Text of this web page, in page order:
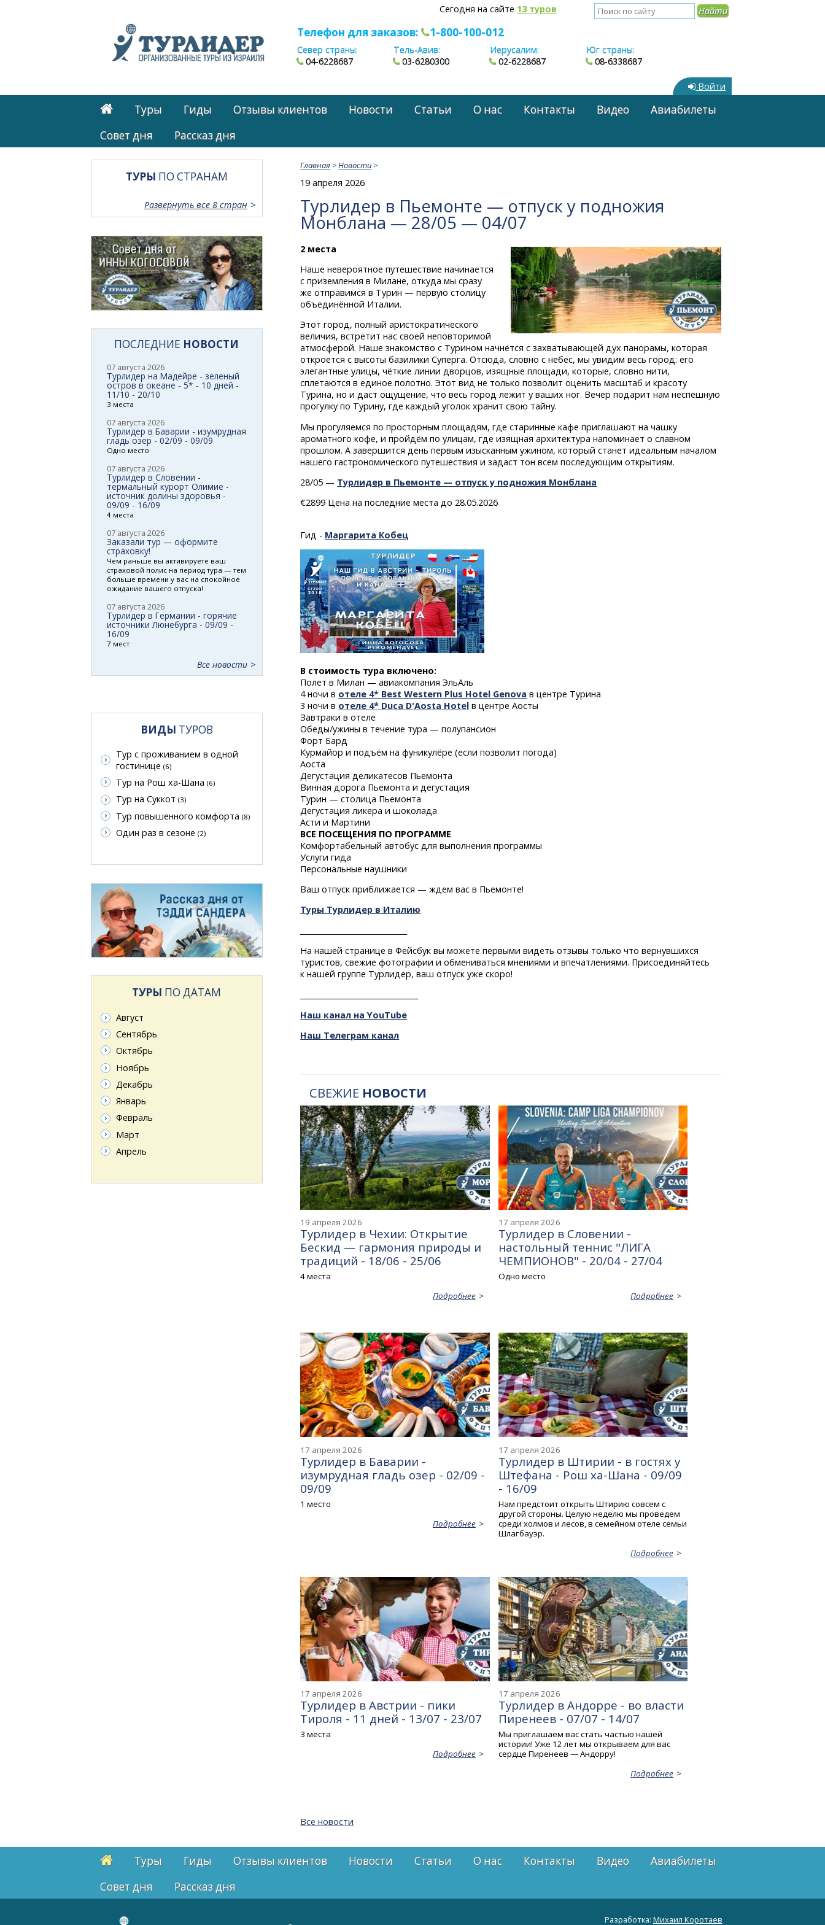
Сегодня на сайте 13 туров
Телефон для заказов: 1-800-100-012
Север страны:
04-6228687
Тель-Авив:
03-6280300
Иерусалим:
02-6228687
Юг страны:
08-6338687
Войти
Туры Гиды Отзывы клиентов Новости Статьи О нас Контакты Видео
Авиабилеты
Cовет дня
Рассказ дня
Главная >Новости >
19 апреля 2026
Турлидер в Пьемонте — отпуск у подножия
Монблана — 28/05 — 04/07
2 места
Наше невероятное путешествие начинается
с приземления в Милане, откуда мы сразу
же отправимся в Турин — первую столицу
объединённой Италии.
Этот город, полный аристократического
величия, встретит нас своей неповторимой
атмосферой. Наше знакомство с Турином начнётся с захватывающей дух панорамы, которая
откроется с высоты базилики Суперга. Отсюда, словно с небес, мы увидим весь город: его
элегантные улицы, чёткие линии дворцов, изящные площади, которые, словно нити,
сплетаются в единое полотно. Этот вид не только позволит оценить масштаб и красоту
Турина, но и даст ощущение, что весь город лежит у ваших ног. Вечер подарит нам неспешную
прогулку по Турину, где каждый уголок хранит свою тайну.
Мы прогуляемся по просторным площадям, где старинные кафе приглашают на чашку
ароматного кофе, и пройдём по улицам, где изящная архитектура напоминает о славном
прошлом. А завершится день первым изысканным ужином, который станет идеальным началом
нашего гастрономического путешествия и задаст тон всем последующим открытиям.
28/05 — Турлидер в Пьемонте — отпуск у подножия Монблана
€2899 Цена на последние места до 28.05.2026
Гид - Маргарита Кобец
В стоимость тура включено:
Полет в Милан — авиакомпания ЭльАль
4 ночи в отеле 4* Best Western Plus Hotel Genova в центре Турина
3 ночи в отеле 4* Duca D'Aosta Hotel в центре Аосты
Завтраки в отеле
Обеды/ужины в течение тура — полупансион
Форт Бард
Курмайор и подъём на фуникулёре (если позволит погода)
Аоста
Дегустация деликатесов Пьемонта
Винная дорога Пьемонта и дегустация
Турин — столица Пьемонта
Дегустация ликера и шоколада
Асти и Мартини
ВСЕ ПОСЕЩЕНИЯ ПО ПРОГРАММЕ
Комфортабельный автобус для выполнения программы
Услуги гида
Персональные наушники
Ваш отпуск приближается — ждем вас в Пьемонте!
Туры Турлидер в Италию
На нашей странице в Фейсбук вы можете первыми видеть отзывы только что вернувшихся
туристов, свежие фотографии и обмениваться мнениями и впечатлениями. Присоединяйтесь
к нашей группе Турлидер, ваш отпуск уже скоро!
Наш канал на YouTube
Наш Телеграм канал
СВЕЖИЕ НОВОСТИ
19 апреля 2026
Турлидер в Чехии: Открытие
Бескид — гармония природы и
традиций - 18/06 - 25/06
4 места
Подробнее
17 апреля 2026
Турлидер в Словении -
настольный теннис "ЛИГА
ЧЕМПИОНОВ" - 20/04 - 27/04
Одно место
Подробнее
17 апреля 2026
Турлидер в Баварии -
изумрудная гладь озер - 02/09 -
09/09
1 место
Подробнее
17 апреля 2026
Турлидер в Штирии - в гостях у
Штефана - Рош ха-Шана - 09/09
- 16/09
Нам предстоит открыть Штирию совсем с
другой стороны. Целую неделю мы проведем
среди холмов и лесов, в семейном отеле семьи
Шлагбауэр.
Подробнее
17 апреля 2026
Турлидер в Австрии - пики
Тироля - 11 дней - 13/07 - 23/07
3 места
Подробнее
17 апреля 2026
Турлидер в Андорре - во власти
Пиренеев - 07/07 - 14/07
Мы приглашаем вас стать частью нашей
истории! Уже 12 лет мы открываем для вас
сердце Пиренеев — Андорру!
Подробнее
Все новости
ТУРЫ ПО СТРАНАМ
Развернуть все 8 стран
ПОСЛЕДНИЕ НОВОСТИ
07 августа 2026
Турлидер на Мадейре - зеленый
остров в океане - 5* - 10 дней -
11/10 - 20/10
3 места
07 августа 2026
Турлидер в Баварии - изумрудная
гладь озер - 02/09 - 09/09
Одно место
07 августа 2026
Турлидер в Словении -
термальный курорт Олимие -
источник долины здоровья -
09/09 - 16/09
4 места
07 августа 2026
Заказали тур — оформите
страховку!
Чем раньше вы активируете ваш
страховой полис на период тура — тем
больше времени у вас на спокойное
ожидание вашего отпуска!
07 августа 2026
Турлидер в Германии - горячие
источники Люнебурга - 09/09 -
16/09
7 мест
Все новости
ВИДЫ ТУРОВ
Тур с проживанием в одной
гостинице (6)
Тур на Рош ха-Шана (6)
Тур на Суккот (3)
Тур повышенного комфорта (8)
Один раз в сезоне (2)
ТУРЫ ПО ДАТАМ
Август
Сентябрь
Октябрь
Ноябрь
Декабрь
Январь
Февраль
Март
Апрель
Туры Гиды Отзывы клиентов Новости Статьи О нас Контакты Видео
Авиабилеты
Cовет дня
Рассказ дня
Разработка: Михаил Коротаев